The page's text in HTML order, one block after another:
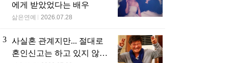
에게 받았었다는 배우
삶은연예 2026.07.28
3
사실혼 관계지만... 절대로
혼인신고는 하고 있지 않다